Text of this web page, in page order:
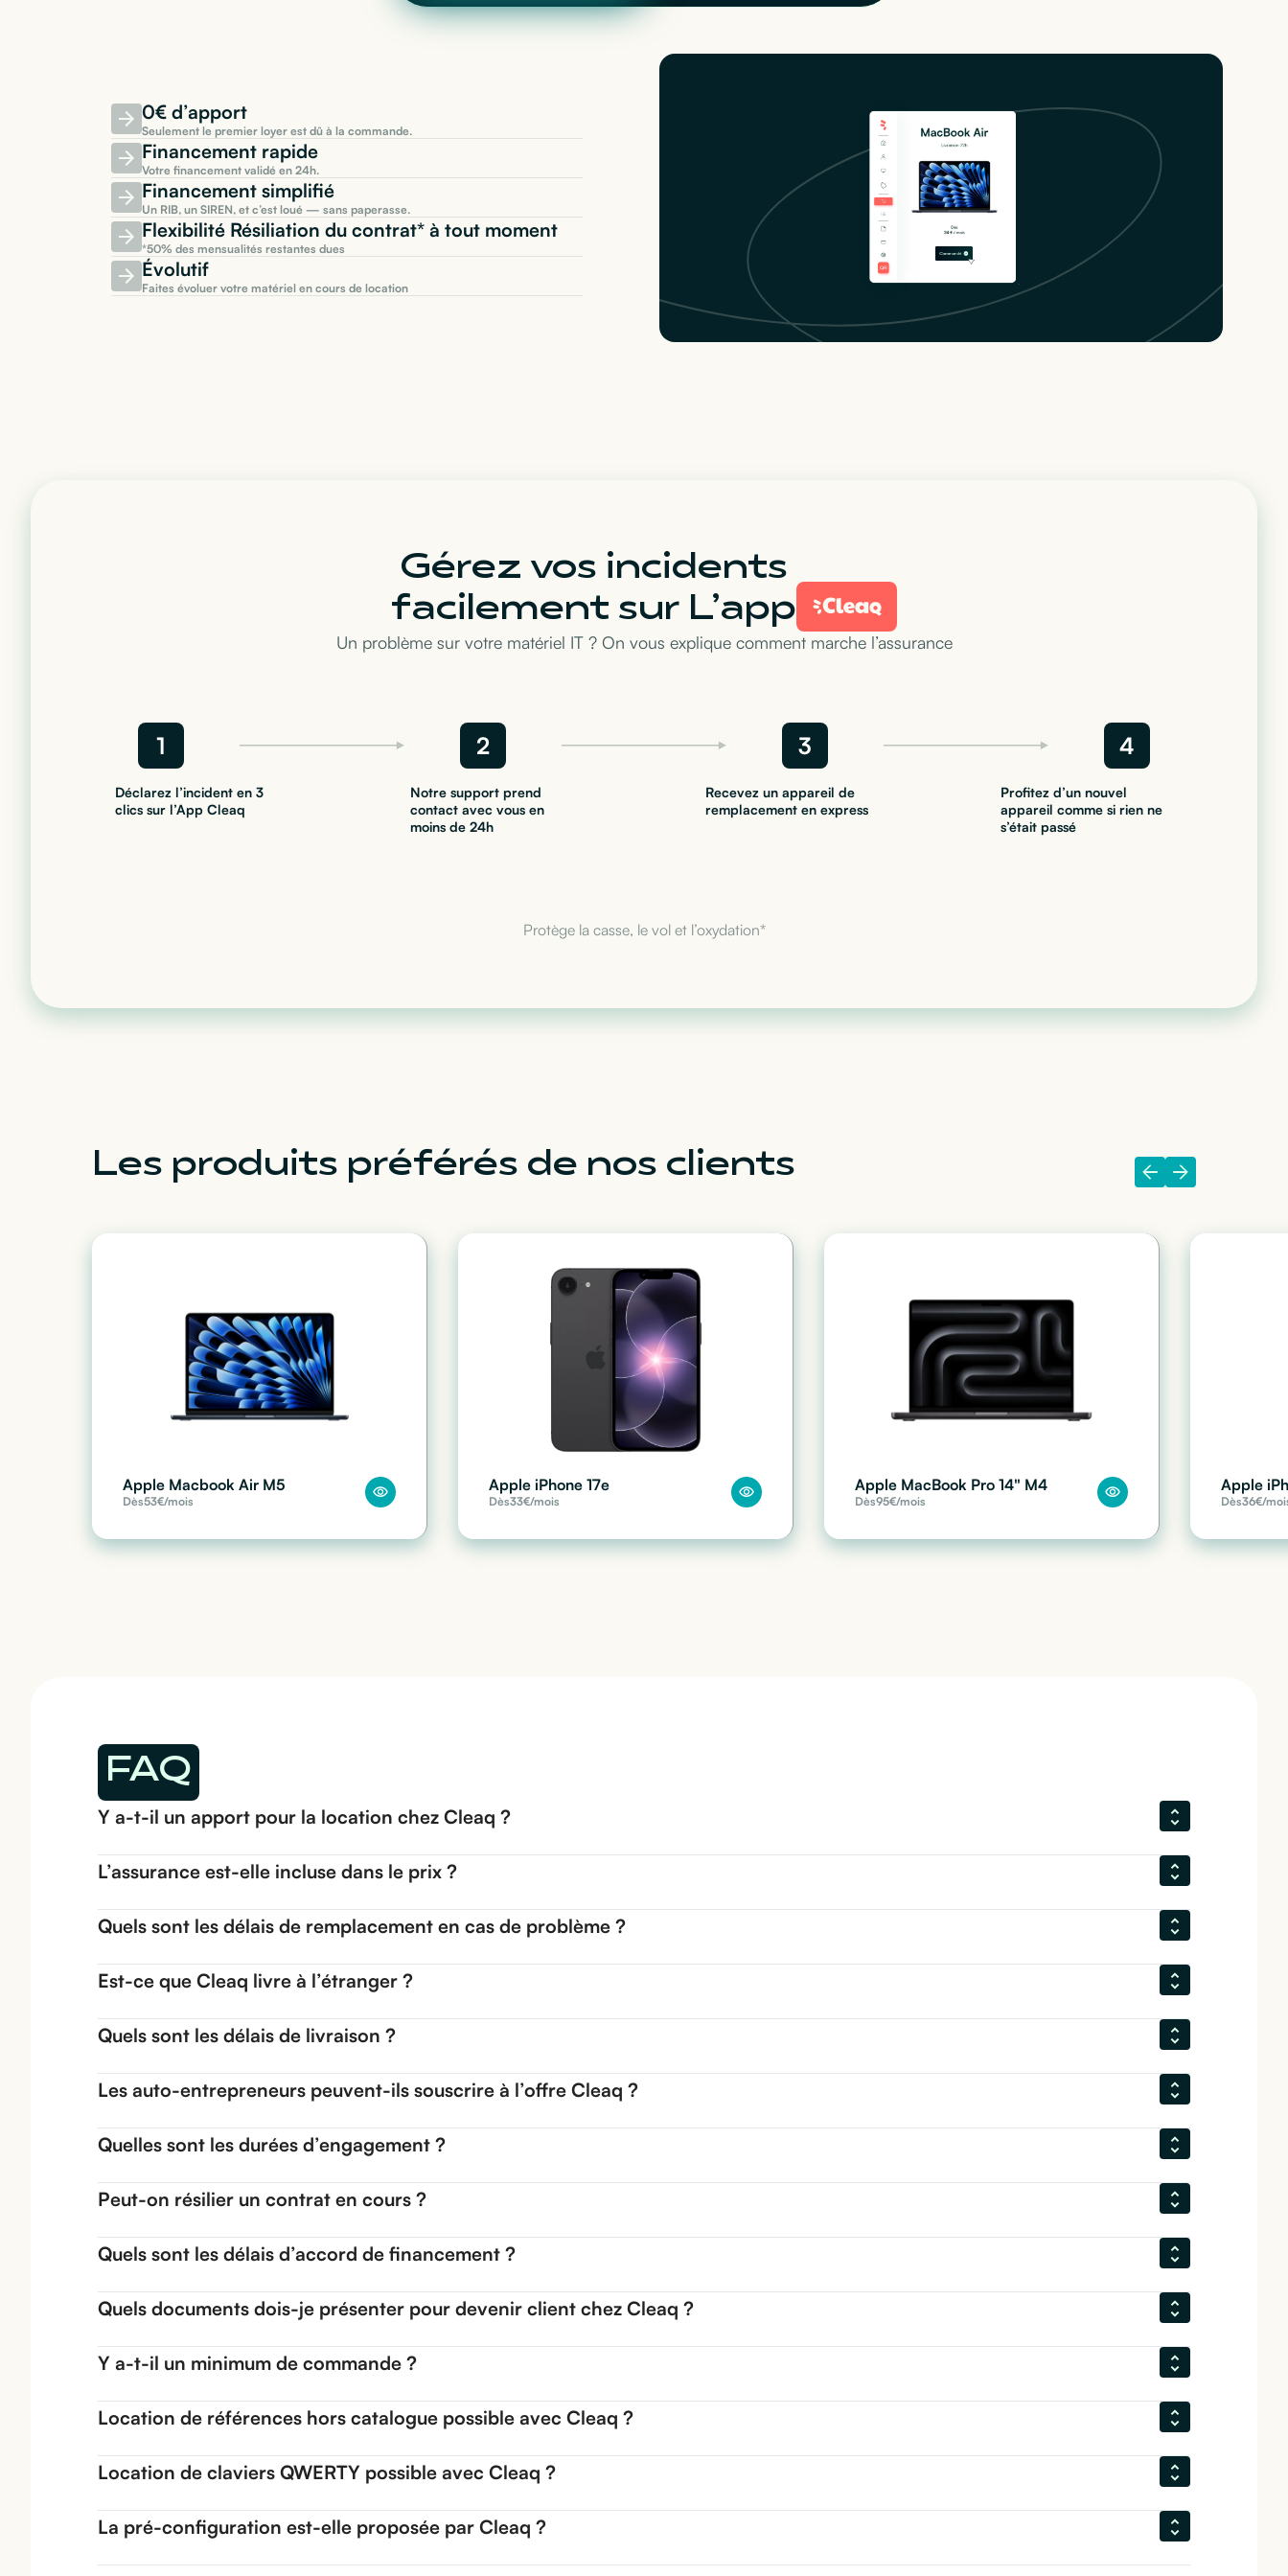
0€ d’apport
Seulement le premier loyer est dû à la commande.
Financement rapide
Votre financement validé en 24h.
Financement simplifié
Un RIB, un SIREN, et c’est loué — sans paperasse.
Flexibilité Résiliation du contrat* à tout moment
*50% des mensualités restantes dues
Évolutif
Faites évoluer votre matériel en cours de location
Gérez vos incidents
facilement sur L’app
Un problème sur votre matériel IT ? On vous explique comment marche l’assurance
1 2 3 4
Déclarez l’incident en 3
clics sur l’App Cleaq
Notre support prend
contact avec vous en
moins de 24h
Recevez un appareil de
remplacement en express
Profitez d’un nouvel
appareil comme si rien ne
s’était passé
Protège la casse, le vol et l’oxydation*
Les produits préférés de nos clients
Apple Macbook Air M5
Dès53€/mois
Apple iPhone 17e
Dès33€/mois
Apple MacBook Pro 14" M4
Dès95€/mois
Apple
Dès36€/
FAQ
Y a-t-il un apport pour la location chez Cleaq ?
L’assurance est-elle incluse dans le prix ?
Quels sont les délais de remplacement en cas de problème ?
Est-ce que Cleaq livre à l’étranger ?
Quels sont les délais de livraison ?
Les auto-entrepreneurs peuvent-ils souscrire à l’offre Cleaq ?
Quelles sont les durées d’engagement ?
Peut-on résilier un contrat en cours ?
Quels sont les délais d’accord de financement ?
Quels documents dois-je présenter pour devenir client chez Cleaq ?
Y a-t-il un minimum de commande ?
Location de références hors catalogue possible avec Cleaq ?
Location de claviers QWERTY possible avec Cleaq ?
La pré-configuration est-elle proposée par Cleaq ?